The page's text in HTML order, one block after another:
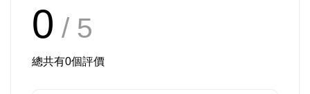
0 / 5
總共有0個評價